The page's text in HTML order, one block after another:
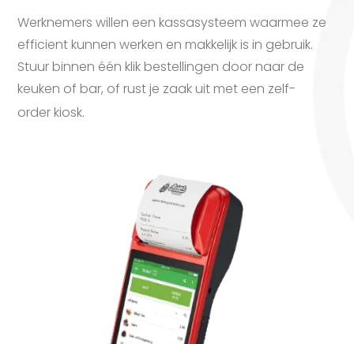
Werknemers willen een kassasysteem waarmee ze
efficient kunnen werken en makkelijk is in gebruik.
Stuur binnen één klik bestellingen door naar de
keuken of bar, of rust je zaak uit met een zelf-
order kiosk.